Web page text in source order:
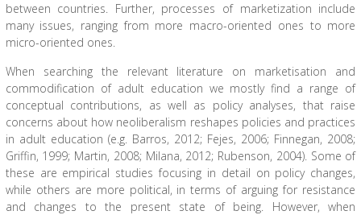
between countries. Further, processes of marketization include
many issues, ranging from more macro-oriented ones to more
micro-oriented ones.
When searching the relevant literature on marketisation and
commodification of adult education we mostly find a range of
conceptual contributions, as well as policy analyses, that raise
concerns about how neoliberalism reshapes policies and practices
in adult education (e.g. Barros, 2012; Fejes, 2006; Finnegan, 2008;
Griffin, 1999; Martin, 2008; Milana, 2012; Rubenson, 2004). Some of
these are empirical studies focusing in detail on policy changes,
while others are more political, in terms of arguing for resistance
and changes to the present state of being. However, when